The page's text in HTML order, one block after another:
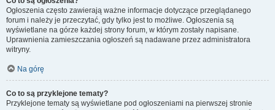
Ogłoszenia często zawierają ważne informacje dotyczące przeglądanego
forum i należy je przeczytać, gdy tylko jest to możliwe. Ogłoszenia są
wyświetlane na górze każdej strony forum, w którym zostały napisane.
Uprawnienia zamieszczania ogłoszeń są nadawane przez administratora
witryny.
Na górę
Co to są przyklejone tematy?
Przyklejone tematy są wyświetlane pod ogłoszeniami na pierwszej stronie